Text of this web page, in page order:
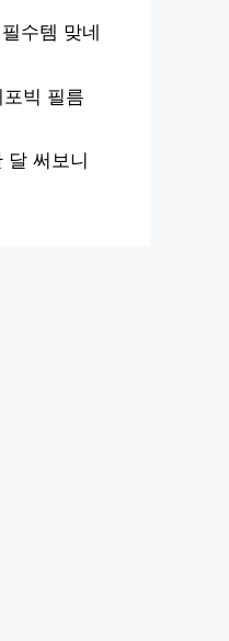
수템 맞네
빅 필름
달 써보니